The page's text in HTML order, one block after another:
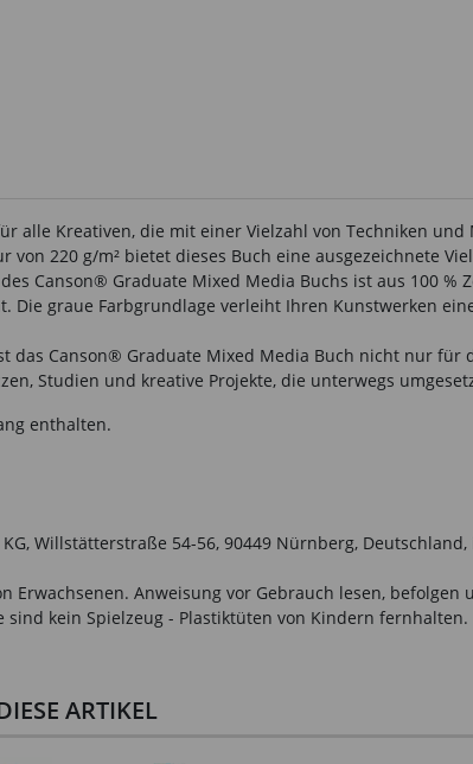
alle Kreativen, die mit einer Vielzahl von Techniken
220 g/m² bietet dieses Buch eine ausgezeichnete
Canson® Graduate Mixed Media Buchs ist aus 100
graue Farbgrundlage verleiht Ihren Kunstwerken
Canson® Graduate Mixed Media Buch nicht nur
Studien und kreative Projekte, die unterwegs
enthalten.
Willstätterstraße 54-56, 90449 Nürnberg,
Anweisung vor Gebrauch lesen,
kein Spielzeug - Plastiktüten von Kindern fernhalten.
ARTIKEL